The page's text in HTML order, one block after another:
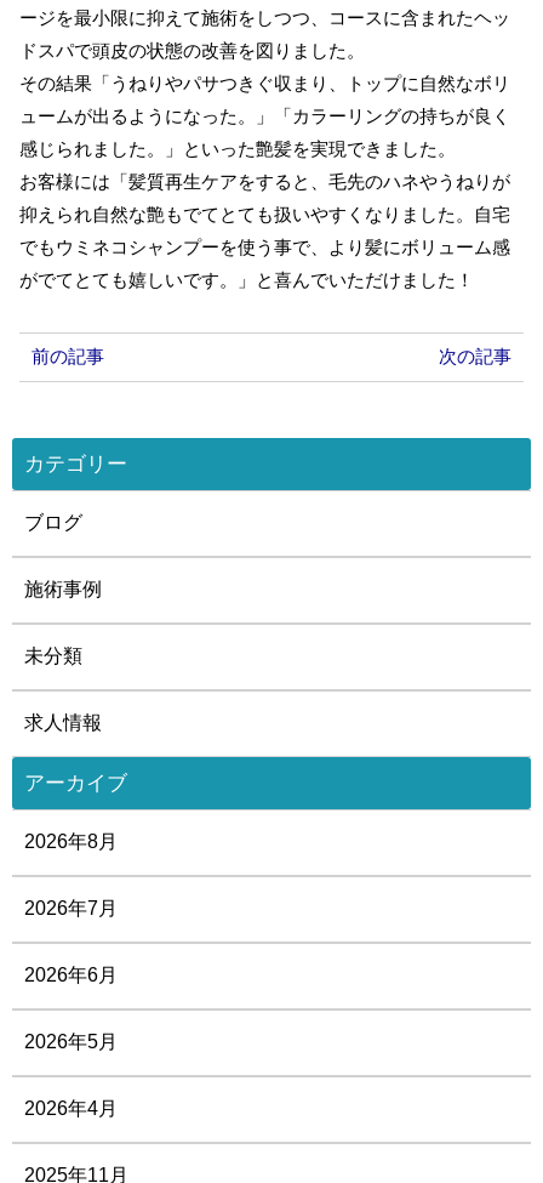
ージを最小限に抑えて施術をしつつ、コースに含まれたヘッ
ドスパで頭皮の状態の改善を図りました。
その結果「うねりやパサつきぐ収まり、トップに自然なボリ
ュームが出るようになった。」「カラーリングの持ちが良く
感じられました。」といった艶髪を実現できました。
お客様には「髪質再生ケアをすると、毛先のハネやうねりが
抑えられ自然な艶もでてとても扱いやすくなりました。自宅
でもウミネコシャンプーを使う事で、より髪にボリューム感
がでてとても嬉しいです。」と喜んでいただけました！
前の記事 次の記事
カテゴリー
ブログ
施術事例
未分類
求人情報
アーカイブ
2026年8月
2026年7月
2026年6月
2026年5月
2026年4月
2025年11月